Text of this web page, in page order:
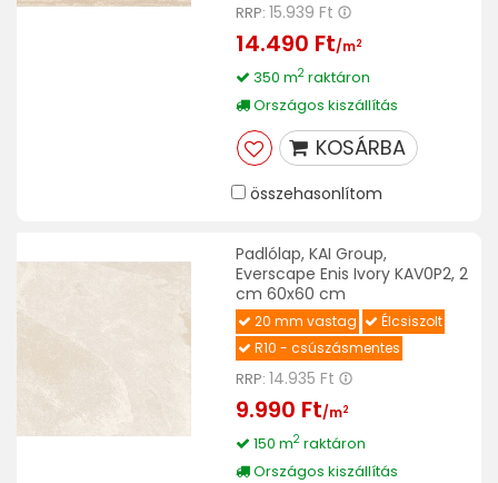
RRP: 15.939 Ft
14.490 Ft/m2
350 m2raktáron
Országos kiszállítás
KOSÁRBA
összehasonlítom
Padlólap, KAI Group,
Everscape Enis Ivory KAV0P2, 2
cm 60x60 cm
20 mm vastag
Élcsiszolt
R10 - csúszásmentes
RRP: 14.935 Ft
9.990 Ft/m2
150 m2raktáron
Országos kiszállítás